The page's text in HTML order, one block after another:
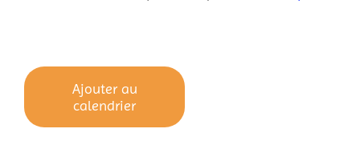
Ajouter au
calendrier